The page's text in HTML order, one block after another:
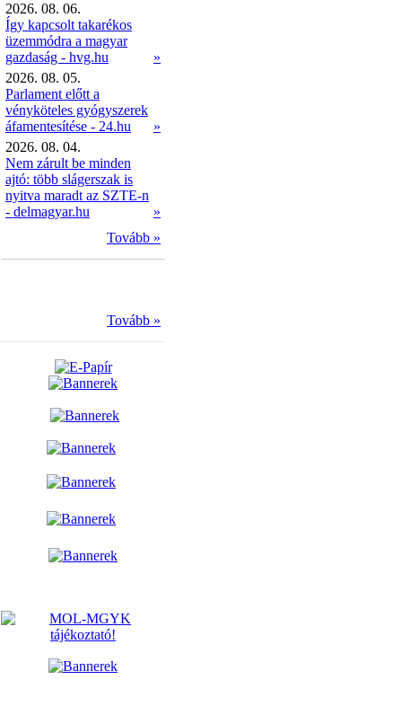
2026. 08. 06.
Így kapcsolt takarékos
üzemmódra a magyar
gazdaság - hvg.hu
»
2026. 08. 05.
Parlament előtt a
vényköteles gyógyszerek
áfamentesítése - 24.hu
»
2026. 08. 04.
Nem zárult be minden
ajtó: több slágerszak is
nyitva maradt az SZTE-n
- delmagyar.hu
»
Tovább »
Tovább »